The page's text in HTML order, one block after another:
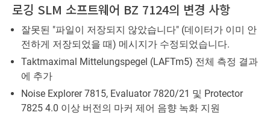
로깅 SLM 소프트웨어 BZ 7124의 변경 사항
잘못된 "파일이 저장되지 않았습니다" (데이터가 이미 안
전하게 저장되었을 때) 메시지가 수정되었습니다.
Taktmaximal Mittelungspegel (LAFTm5) 전체 측정 결과
에 추가
Noise Explorer 7815, Evaluator 7820/21 및 Protector
7825 4.0 이상 버전의 마커 제어 음향 녹화 지원